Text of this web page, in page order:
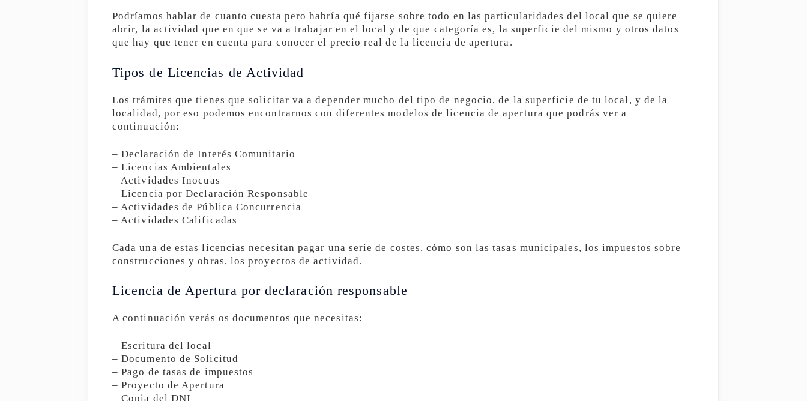
Podríamos hablar de cuanto cuesta pero habría qué fijarse sobre todo en las particularidades del local que se quiere
abrir, la actividad que en que se va a trabajar en el local y de que categoría es, la superficie del mismo y otros datos
que hay que tener en cuenta para conocer el precio real de la licencia de apertura.
Tipos de Licencias de Actividad
Los trámites que tienes que solicitar va a depender mucho del tipo de negocio, de la superficie de tu local, y de la
localidad, por eso podemos encontrarnos con diferentes modelos de licencia de apertura que podrás ver a
continuación:
– Declaración de Interés Comunitario
– Licencias Ambientales
– Actividades Inocuas
– Licencia por Declaración Responsable
– Actividades de Pública Concurrencia
– Actividades Calificadas
Cada una de estas licencias necesitan pagar una serie de costes, cómo son las tasas municipales, los impuestos sobre
construcciones y obras, los proyectos de actividad.
Licencia de Apertura por declaración responsable
A continuación verás os documentos que necesitas:
– Escritura del local
– Documento de Solicitud
– Pago de tasas de impuestos
– Proyecto de Apertura
– Copia del DNI